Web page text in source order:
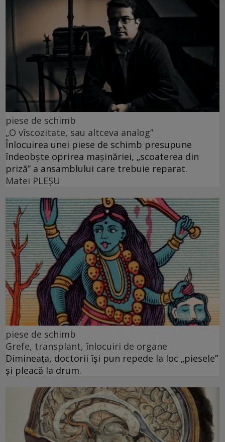
piese de schimb
„O vîscozitate, sau altceva analog”
Înlocuirea unei piese de schimb presupune
îndeobște oprirea mașinăriei, „scoaterea din
priză” a ansamblului care trebuie reparat.
Matei PLEŞU
piese de schimb
Grefe, transplant, înlocuiri de organe
Dimineața, doctorii își pun repede la loc „piesele”
și pleacă la drum.